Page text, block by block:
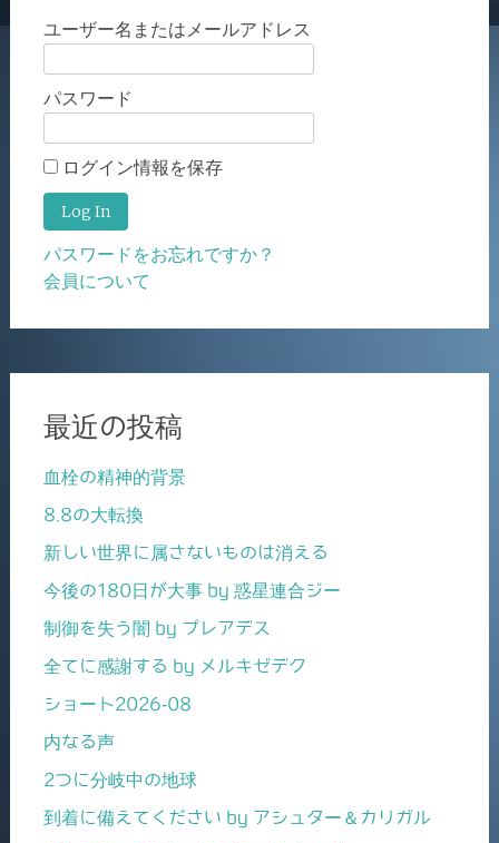
ユーザー名またはメールアドレス
パスワード
ログイン情報を保存
パスワードをお忘れですか？
会員について
最近の投稿
血栓の精神的背景
8.8の大転換
新しい世界に属さないものは消える
今後の180日が大事 by 惑星連合ジー
制御を失う闇 by プレアデス
全てに感謝する by メルキゼデク
ショート2026-08
内なる声
2つに分岐中の地球
到着に備えてください by アシュター＆カリガル